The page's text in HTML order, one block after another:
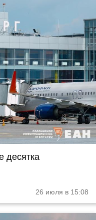
десятка
26 июля в 15:08